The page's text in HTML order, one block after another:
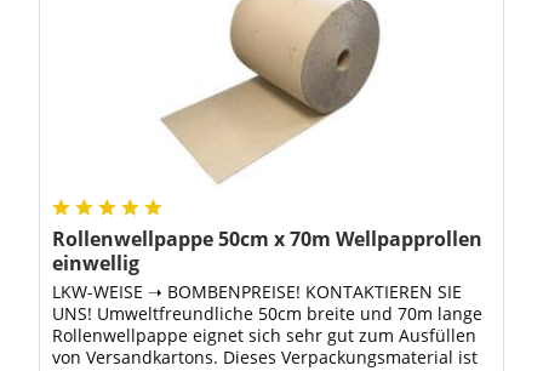
Rollenwellpappe 50cm x 70m Wellpapprollen
einwellig
LKW-WEISE ➝ BOMBENPREISE! KONTAKTIEREN SIE
UNS! Umweltfreundliche 50cm breite und 70m lange
Rollenwellpappe eignet sich sehr gut zum Ausfüllen
von Versandkartons. Dieses Verpackungsmaterial ist